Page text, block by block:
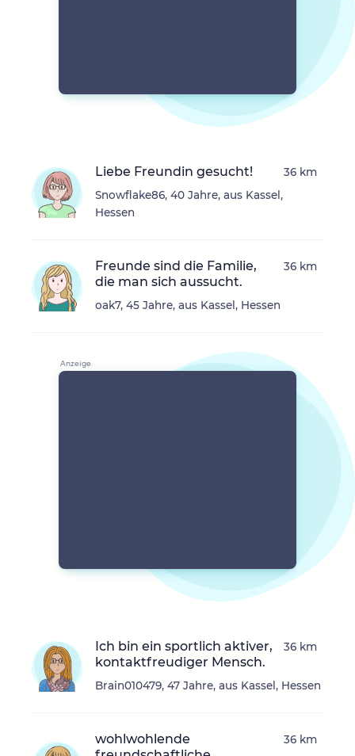
Liebe Freundin gesucht!
Snowflake86, 40 Jahre, aus Kassel,
Hessen
36 km
Freunde sind die Familie,
die man sich aussucht.
oak7, 45 Jahre, aus Kassel, Hessen
36 km
Ich bin ein sportlich aktiver,
kontaktfreudiger Mensch.
Brain010479, 47 Jahre, aus Kassel, Hessen
36 km
wohlwohlende
36 km